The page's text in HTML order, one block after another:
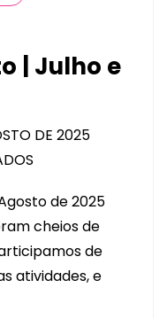
| Julho e
DE 2025
de 2025
cheios de
de
atividades, e